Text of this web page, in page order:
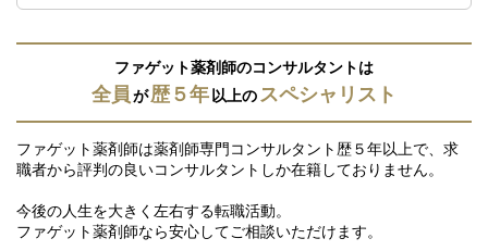
ファゲット薬剤師のコンサルタントは
全員が歴５年以上のスペシャリスト
ファゲット薬剤師は薬剤師専門コンサルタント歴５年以上で、求
職者から評判の良いコンサルタントしか在籍しておりません。
今後の人生を大きく左右する転職活動。
ファゲット薬剤師なら安心してご相談いただけます。